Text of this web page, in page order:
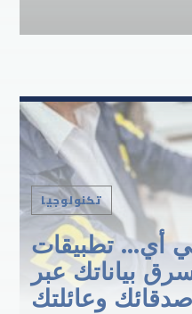
تكنولوجيا
أي… تطبيقات
بياناتك عبر
وعائلتك